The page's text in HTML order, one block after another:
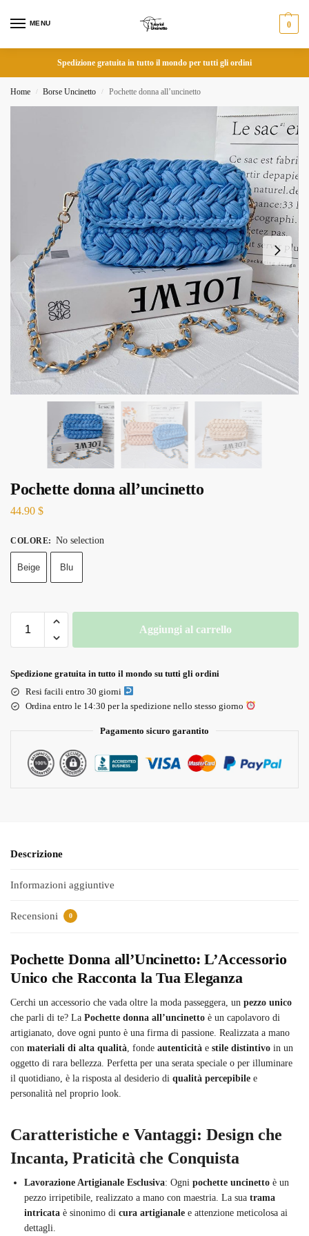
MENU 0
Spedizione gratuita in tutto il mondo per tutti gli ordini
Home / Borse Uncinetto / Pochette donna all’uncinetto
Pochette donna all’uncinetto
44.90 $
COLORE: No selection
Beige Blu
Aggiungi al carrello
Spedizione gratuita in tutto il mondo su tutti gli ordini
Resi facili entro 30 giorni
Ordina entro le 14:30 per la spedizione nello stesso giorno
Pagamento sicuro garantito
Descrizione
Informazioni aggiuntive
Recensioni 0
Pochette Donna all’Uncinetto: L’Accessorio
Unico che Racconta la Tua Eleganza
Cerchi un accessorio che vada oltre la moda passeggera, un pezzo unico
che parli di te? La Pochette donna all’uncinetto è un capolavoro di
artigianato, dove ogni punto è una firma di passione. Realizzata a mano
con materiali di alta qualità , fonde autenticità e stile distintivo in un
oggetto di rara bellezza. Perfetta per una serata speciale o per illuminare
il quotidiano, è la risposta al desiderio di qualità percepibile e
personalità nel proprio look.
Caratteristiche e Vantaggi: Design che
Incanta, Praticità che Conquista
Lavorazione Artigianale Esclusiva: Ogni pochette uncinetto è un
pezzo irripetibile, realizzato a mano con maestria. La sua trama
intricata è sinonimo di cura artigianale e attenzione meticolosa ai
dettagli.